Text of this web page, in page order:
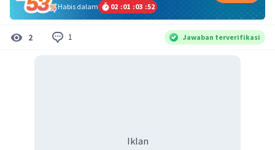
Habis dalam
02 :01 :03 :52
2 1 Jawaban terverifikasi
Iklan